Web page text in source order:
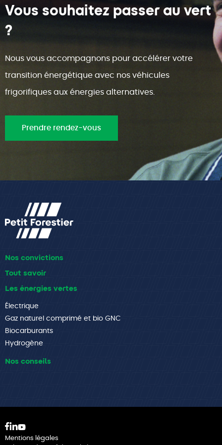
Vous souhaitez passer au vert
?
Nous vous accompagnons pour accélérer votre
transition énergétique avec nos véhicules
frigorifiques aux énergies alternatives.
Prendre rendez-vous
page
supérieur
Nos convictions
Tout savoir
Les énergies vertes
Électrique
Gaz naturel comprimé et bio GNC
Biocarburants
Hydrogène
Nos conseils
Pied
Mentions légales